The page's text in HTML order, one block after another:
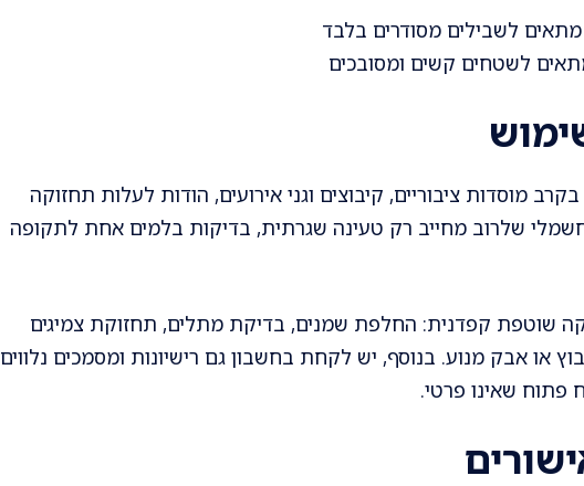
לשבילים מסודרים בלבד
לשטחים קשים ומסובכים
מוסדות ציבוריים, קיבוצים וגני אירועים, הודות לעלות תחזוקה
שלרוב מחייב רק טעינה שגרתית, בדיקות בלמים אחת לתקופה
שוטפת קפדנית: החלפת שמנים, בדיקת מתלים, תחזוקת צמיגים
או אבק מנוע. בנוסף, יש לקחת בחשבון גם רישיונות ומסמכים נלווים
פתוח שאינו פרטי.